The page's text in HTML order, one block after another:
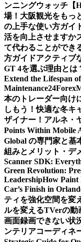
ンニングウォッチ【
場！ 大阪観光をもっ
の上手な使い方ガイ
活を向上させますか
て代わることができ
方ガイドアクティブ
GT 4を選ぶ理由とは
Extend the Lifespan
Maintenance
本のトレーダー向け
しもう！快適な冬キ
ザイナー！アルネ・
Points Within Mobile
Global の専門家と基
組みとメリット・デ
Scanner SDK:
Green Revolution:
LeadershipHow Paint
Car’s Finish in
ティを強化空間を変
ルを変えるTVerの動
画面録画できない状
ンテリアコーディネ